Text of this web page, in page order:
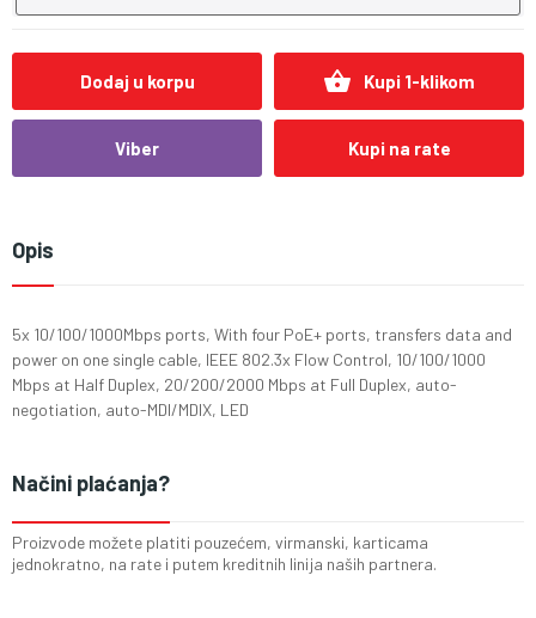
Dodaj u korpu shopping_basket Kupi 1-klikom
Viber Kupi na rate
Opis
5x 10/100/1000Mbps ports, With four PoE+ ports, transfers data and
power on one single cable, IEEE 802.3x Flow Control, 10/100/1000
Mbps at Half Duplex, 20/200/2000 Mbps at Full Duplex, auto-
negotiation, auto-MDI/MDIX, LED
Načini plaćanja?
Proizvode možete platiti pouzećem, virmanski, karticama
jednokratno, na rate i putem kreditnih linija naših partnera.